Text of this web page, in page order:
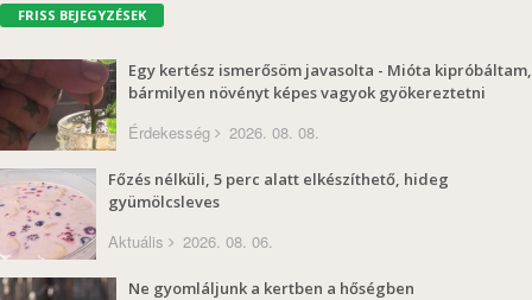
FRISS BEJEGYZÉSEK
Egy kertész ismerősöm javasolta - Mióta kipróbáltam,
bármilyen növényt képes vagyok gyökereztetni
Érdekesség 2026. 08. 08.
Főzés nélküli, 5 perc alatt elkészíthető, hideg
gyümölcsleves
Aktuális 2026. 08. 06.
Ne gyomláljunk a kertben a hőségben